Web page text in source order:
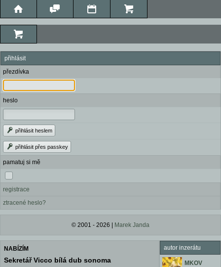
přihlásit
přezdívka
heslo
přihlásit heslem
přihlásit přes passkey
pamatuj si mě
registrace
ztracené heslo?
© 2001 - 2026 | Marek Janda
autor inzerátu
MKOV
NABÍZÍM
Sekretář Vicco bílá dub sonoma